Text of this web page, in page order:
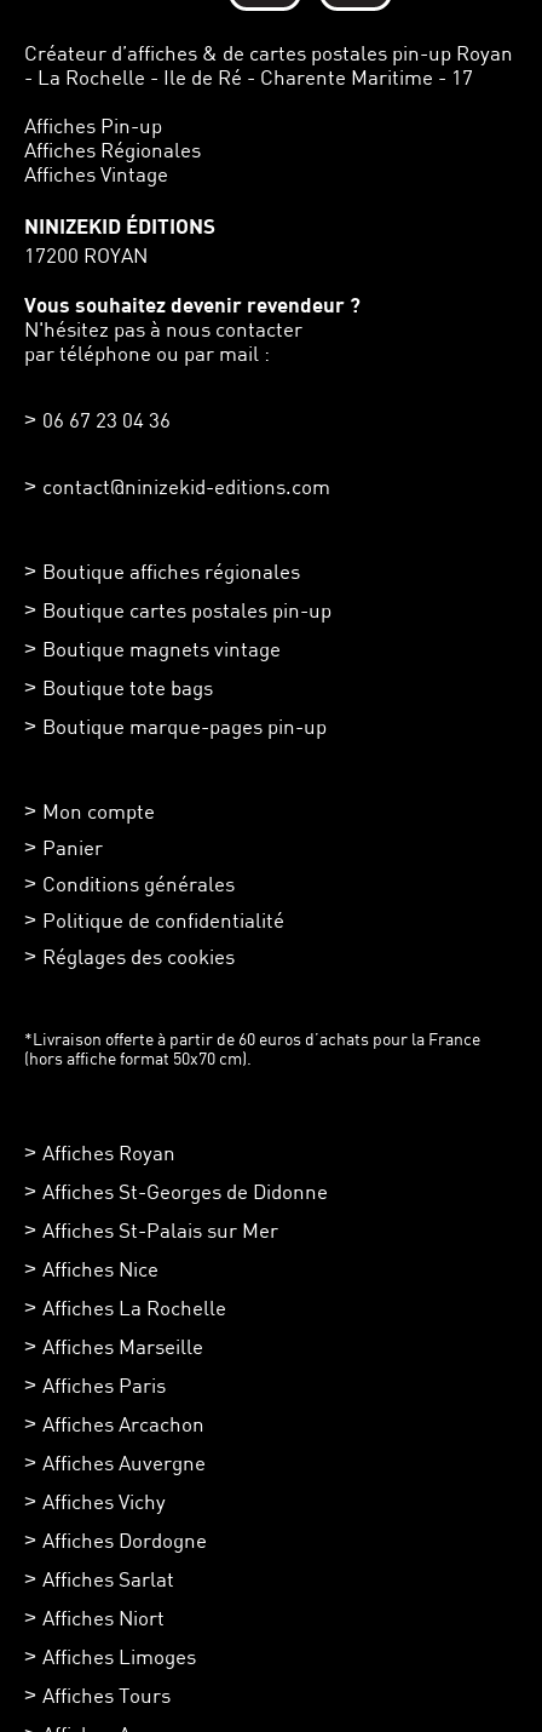
Créateur d’affiches & de cartes postales pin-up Royan
- La Rochelle - Ile de Ré - Charente Maritime - 17
Affiches Pin-up
Affiches Régionales
Affiches Vintage
NINIZEKID ÉDITIONS
17200 ROYAN
Vous souhaitez devenir revendeur ?
N'hésitez pas à nous contacter
par téléphone ou par mail :
06 67 23 04 36
contact@ninizekid-editions.com
Boutique affiches régionales
Boutique cartes postales pin-up
Boutique magnets vintage
Boutique tote bags
Boutique marque-pages pin-up
Mon compte
Panier
Conditions générales
Politique de confidentialité
Réglages des cookies
*Livraison offerte à partir de 60 euros d’achats pour la France
(hors affiche format 50x70 cm).
Affiches Royan
Affiches St-Georges de Didonne
Affiches St-Palais sur Mer
Affiches Nice
Affiches La Rochelle
Affiches Marseille
Affiches Paris
Affiches Arcachon
Affiches Auvergne
Affiches Vichy
Affiches Dordogne
Affiches Sarlat
Affiches Niort
Affiches Limoges
Affiches Tours